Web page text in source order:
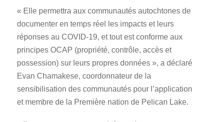
« Elle permettra aux communautés autochtones de
documenter en temps réel les impacts et leurs
réponses au COVID-19, et tout est conforme aux
principes OCAP (propriété, contrôle, accès et
possession) sur leurs propres données », a déclaré
Evan Chamakese, coordonnateur de la
sensibilisation des communautés pour l’application
et membre de la Première nation de Pelican Lake.